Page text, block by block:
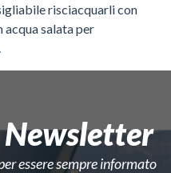
risciacquarli con
salata per
essere sempre informato